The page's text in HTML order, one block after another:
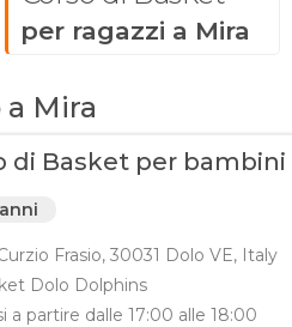
per ragazzi a Mira
Mira
di Basket per bambini
Frasio, 30031 Dolo VE, Italy
Dolo Dolphins
a partire dalle 17:00 alle 18:00